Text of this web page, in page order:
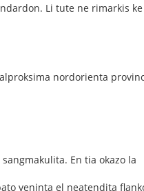
Li tute ne rimarkis ke
nordorienta
En tia okazo la
veninta el neatendita